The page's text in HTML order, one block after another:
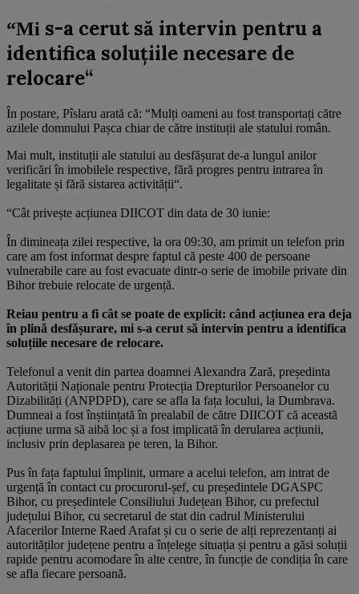
“Mi s-a cerut să intervin pentru a
identifica soluțiile necesare de
relocare“
În postare, Pîslaru arată că: “Mulți oameni au fost transportați către
azilele domnului Pașca chiar de către instituții ale statului român.
Mai mult, instituții ale statului au desfășurat de-a lungul anilor
verificări în imobilele respective, fără progres pentru intrarea în
legalitate și fără sistarea activității“.
“Cât privește acțiunea DIICOT din data de 30 iunie:
În dimineața zilei respective, la ora 09:30, am primit un telefon prin
care am fost informat despre faptul că peste 400 de persoane
vulnerabile care au fost evacuate dintr-o serie de imobile private din
Bihor trebuie relocate de urgență.
Reiau pentru a fi cât se poate de explicit: când acțiunea era deja
în plină desfășurare, mi s-a cerut să intervin pentru a identifica
soluțiile necesare de relocare.
Telefonul a venit din partea doamnei Alexandra Zară, președinta
Autorității Naționale pentru Protecția Drepturilor Persoanelor cu
Dizabilități (ANPDPD), care se afla la fața locului, la Dumbrava.
Dumneai a fost înștiințată în prealabil de către DIICOT că această
acțiune urma să aibă loc și a fost implicată în derularea acțiunii,
inclusiv prin deplasarea pe teren, la Bihor.
Pus în fața faptului împlinit, urmare a acelui telefon, am intrat de
urgență în contact cu procurorul-șef, cu președintele DGASPC
Bihor, cu președintele Consiliului Județean Bihor, cu prefectul
județului Bihor, cu secretarul de stat din cadrul Ministerului
Afacerilor Interne Raed Arafat și cu o serie de alți reprezentanți ai
autorităților județene pentru a înțelege situația și pentru a găsi soluții
rapide pentru acomodare în alte centre, în funcție de condiția în care
se afla fiecare persoană.